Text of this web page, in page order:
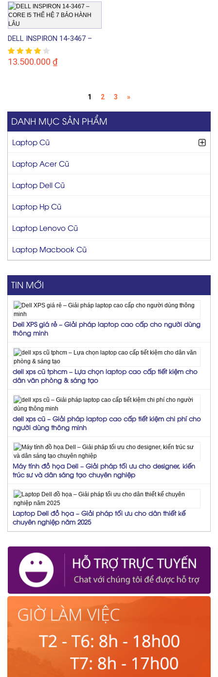
DELL INSPIRON 14-3467 –
CORE I5 THẾ HỆ 7 BẢO
HÀNH LÂU
13.500.000 ₫
1 2 3 »
DANH MỤC SẢN PHẨM
Laptop Cũ
Laptop Acer Cũ
Laptop Dell Cũ
Laptop Hp Cũ
Laptop Lenovo Cũ
Laptop Macbook Cũ
TIN MỚI
Dell XPS giá rẻ – Giải pháp laptop cao cấp cho người dùng
thông minh
dell xps cũ tphcm – Lựa chọn laptop cao cấp tiết kiệm cho
dân văn phòng & sáng tạo
dell xps cũ – Giải pháp laptop cao cấp tiết kiệm chi phí cho
người dùng thông minh
Máy tính đồ họa Dell – Giải pháp tối ưu cho designer, kiến
trúc sư và dân sáng tạo chuyên nghiệp
Laptop Dell đồ họa – Giải pháp tối ưu cho dân thiết kế
chuyên nghiệp năm 2025